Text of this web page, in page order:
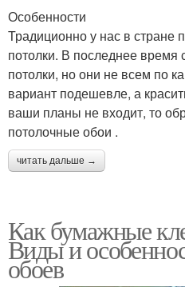
Особенности
Традиционно у нас в стране
потолки. В последнее
потолки, но они не всем по
вариант подешевле, а
ваши планы не входит, то
потолочные обои .
читать дальше →
Как бумажные
Виды и
обоев